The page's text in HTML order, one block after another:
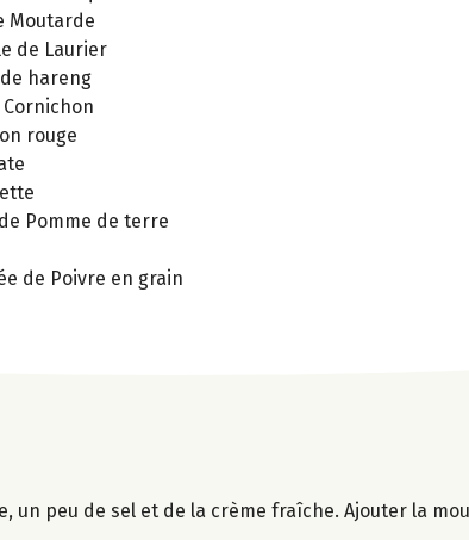
Moutarde
de Laurier
hareng
rouge
Pomme de terre
de Poivre en grain
un peu de sel et de la crème fraîche. Ajouter la